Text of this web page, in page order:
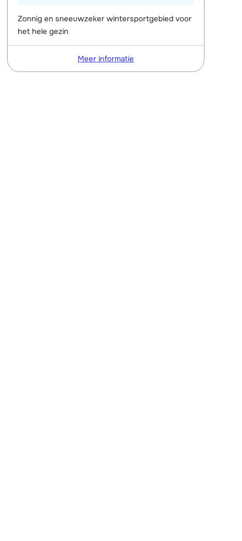
Zonnig en sneeuwzeker wintersportgebied voor
het hele gezin
Meer informatie